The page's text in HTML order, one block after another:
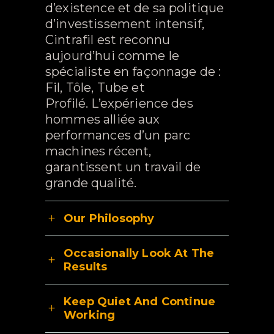
d’existence et de sa politique
d’investissement intensif,
Cintrafil est reconnu
aujourd’hui comme le
spécialiste en façonnage de :
Fil, Tôle, Tube et
Profilé. L’expérience des
hommes alliée aux
performances d’un parc
machines récent,
garantissent un travail de
grande qualité.
Our Philosophy
Occasionally Look At The
Results
Keep Quiet And Continue
Working